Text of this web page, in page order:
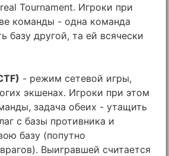
Tournament. Игроки при
команды - одна команда
базу другой, та ей всячески
- режим сетевой игры,
экшенах. Игроки при этом
задача обеих - утащить
с базы противника и
базу (попутно
Выигравшей считается